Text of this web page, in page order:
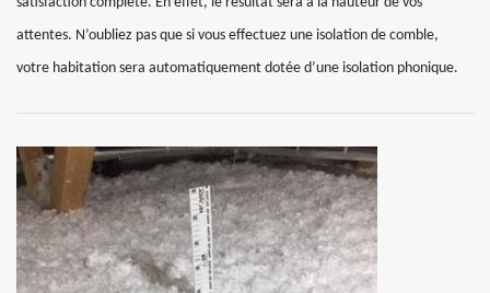
attentes. N’oubliez pas que si vous effectuez une isolation de comble,
votre habitation sera automatiquement dotée d’une isolation phonique.